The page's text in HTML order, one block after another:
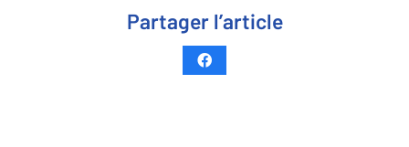
Partager l’article